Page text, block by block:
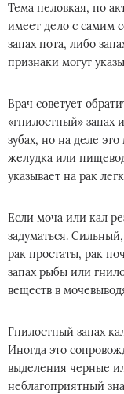
Тема неловкая, но
имеет дело с самим
запах пота, либо
признаки могут
Врач советует
«гнилостный» запах
зубах, но на деле
желудка или
указывает на рак
Если моча или кал
задуматься.
рак простаты, рак
запах рыбы или
веществ в
Гнилостный запах
Иногда это
выделения черные
неблагоприятный